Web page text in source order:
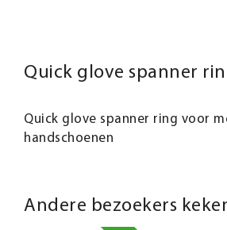
Quick glove spanner
Quick glove spanner ring voor
handschoenen
Andere bezoekers